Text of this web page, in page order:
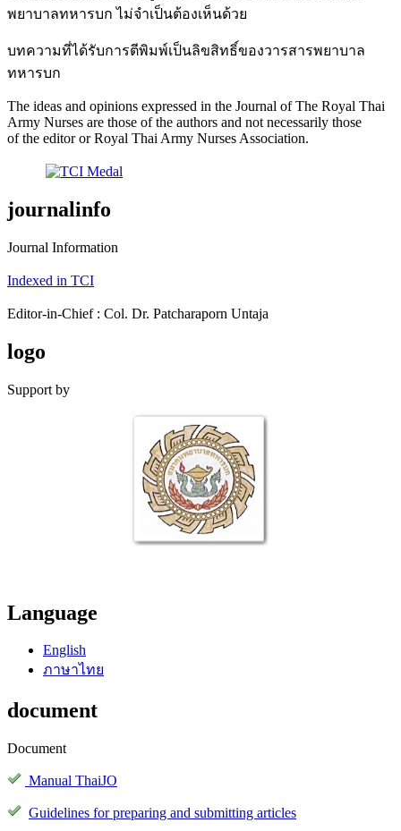
พยาบาลทหารบก ไม่จำเป็นต้องเห็นด้วย
บทความที่ได้รับการตีพิมพ์เป็นลิขสิทธิ์ของวารสารพยาบาล
ทหารบก
The ideas and opinions expressed in the Journal of The Royal Thai
Army Nurses are those of the authors and not necessarily those
of the editor or Royal Thai Army Nurses Association.
journalinfo
Journal Information
Indexed in TCI
Editor-in-Chief : Col. Dr. Patcharaporn Untaja
logo
Support by
Language
English
ภาษาไทย
document
Document
Manual ThaiJO
Guidelines for preparing and submitting articles